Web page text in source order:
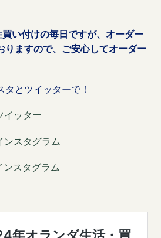
い付けの毎日ですが、オーダー
りますので、ご安心してオーダー
とツイッターで！
イッター
ンスタグラム
ンスタグラム